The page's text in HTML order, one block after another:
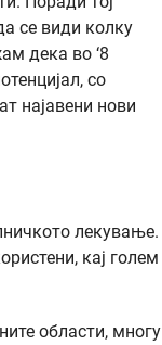
се види колку
дека во ‘8
со
најавени нови
лекување.
кај голем
области, многу